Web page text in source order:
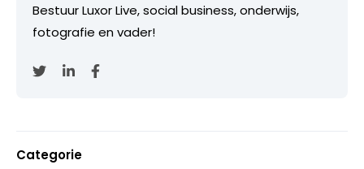
Bestuur Luxor Live, social business, onderwijs,
fotografie en vader!
Categorie